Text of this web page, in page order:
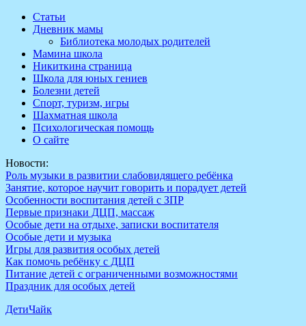
Перейти
содержимому
Статьи
Дневник мамы
Библиотека молодых родителей
Мамина школа
Никиткина страница
Школа для юных гениев
Болезни детей
Спорт, туризм, игры
Шахматная школа
Психологическая помощь
О сайте
Новости:
Роль музыки в развитии слабовидящего ребёнка
Занятие, которое научит говорить и порадует детей
Особенности воспитания детей с ЗПР
Первые признаки ДЦП, массаж
Особые дети на отдыхе, записки воспитателя
Особые дети и музыка
Игры для развития особых детей
Как помочь ребёнку с ДЦП
Питание детей с ограниченными возможностями
Праздник для особых детей
ДетиЧайк